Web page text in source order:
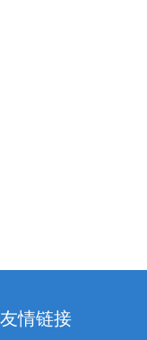
友情链接